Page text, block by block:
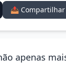
📤 Compartilhar
apenas